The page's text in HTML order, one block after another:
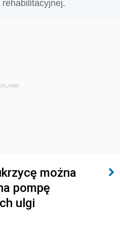
można
pompę
ulgi